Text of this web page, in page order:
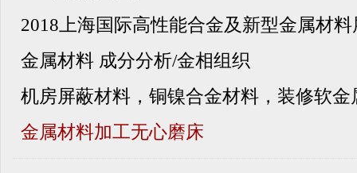
2018上海国际高性能合金及新型金属材
金属材料 成分分析/金相组织
机房屏蔽材料，铜镍合金材料，装修软金
金属材料加工无心磨床